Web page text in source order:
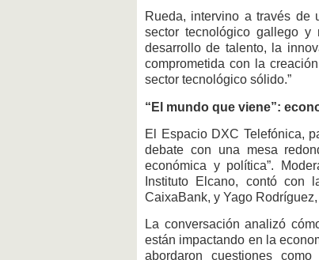
Rueda, intervino a través de
sector tecnológico gallego y
desarrollo de talento, la
comprometida con la
sector tecnológico sólido.”
“El mundo que viene”:
El Espacio DXC Telefónica,
debate con una mesa
económica y política”.
Instituto Elcano, contó con
CaixaBank, y Yago
La conversación analizó
están impactando en la
abordaron cuestiones